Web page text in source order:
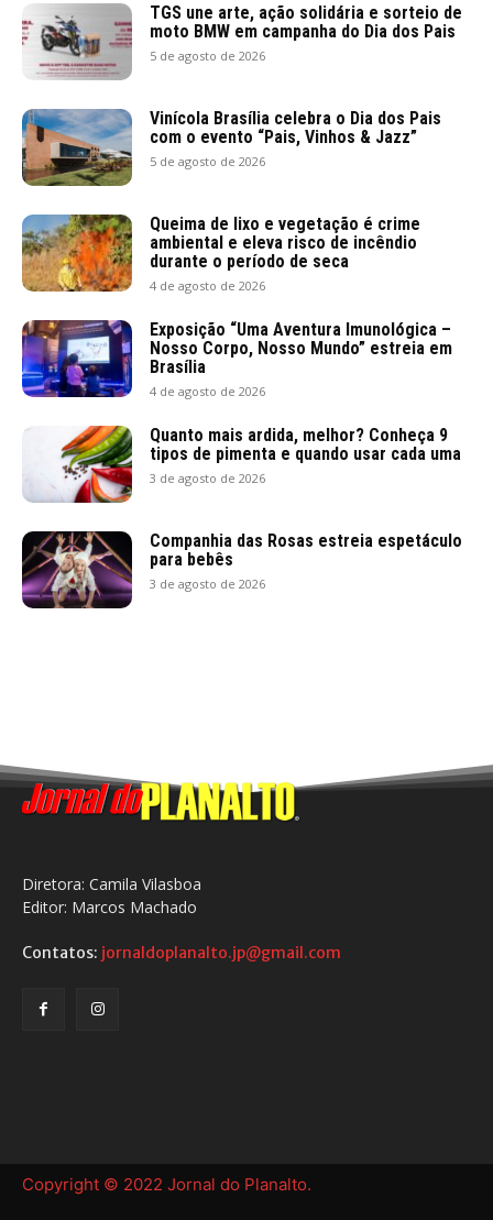
TGS une arte, ação solidária e sorteio de
moto BMW em campanha do Dia dos Pais
5 de agosto de 2026
Vinícola Brasília celebra o Dia dos Pais
com o evento “Pais, Vinhos & Jazz”
5 de agosto de 2026
Queima de lixo e vegetação é crime
ambiental e eleva risco de incêndio
durante o período de seca
4 de agosto de 2026
Exposição “Uma Aventura Imunológica –
Nosso Corpo, Nosso Mundo” estreia em
Brasília
4 de agosto de 2026
Quanto mais ardida, melhor? Conheça 9
tipos de pimenta e quando usar cada uma
3 de agosto de 2026
Companhia das Rosas estreia espetáculo
para bebês
3 de agosto de 2026
Diretora: Camila Vilasboa
Editor: Marcos Machado
Contatos: jornaldoplanalto.jp@gmail.com
Copyright © 2022 Jornal do Planalto.